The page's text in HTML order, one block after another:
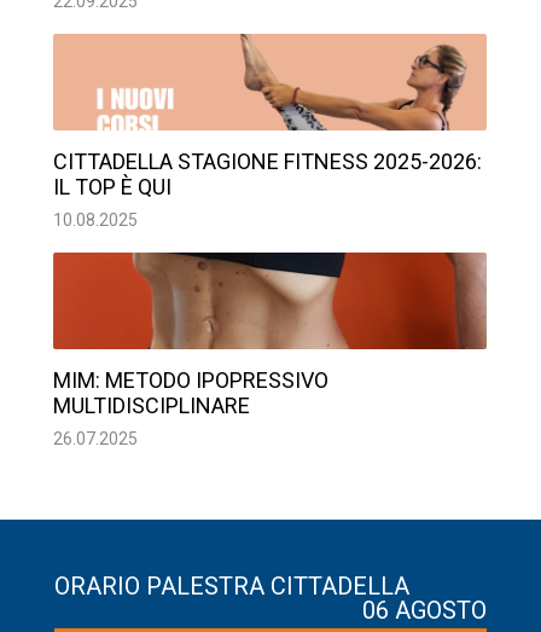
CITTADELLA STAGIONE FITNESS 2025-2026:
IL TOP È QUI
10.08.2025
MIM: METODO IPOPRESSIVO
MULTIDISCIPLINARE
26.07.2025
ORARIO PALESTRA CITTADELLA
06 AGOSTO